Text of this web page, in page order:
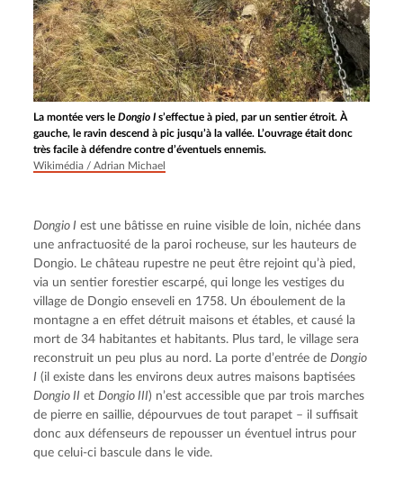
La montée vers leDongio I s’effectue à pied, par un sentier étroit. À
gauche, le ravin descend à pic jusqu’à la vallée. L’ouvrage était donc
très facile à défendre contre d’éventuels ennemis.
Wikimédia / Adrian Michael
Dongio I est une bâtisse en ruine visible de loin, nichée dans
une anfractuosité de la paroi rocheuse, sur les hauteurs de
Dongio. Le château rupestre ne peut être rejoint qu’à pied,
via un sentier forestier escarpé, qui longe les vestiges du
village de Dongio enseveli en 1758. Un éboulement de la
montagne a en effet détruit maisons et étables, et causé la
mort de 34 habitantes et habitants. Plus tard, le village sera
reconstruit un peu plus au nord. La porte d’entrée de Dongio
I
Dongio II et Dongio III) n’est accessible que par trois marches
de pierre en saillie, dépourvues de tout parapet – il suffisait
donc aux défenseurs de repousser un éventuel intrus pour
que celui-ci bascule dans le vide.